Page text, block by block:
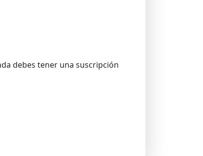
debes tener una suscripción